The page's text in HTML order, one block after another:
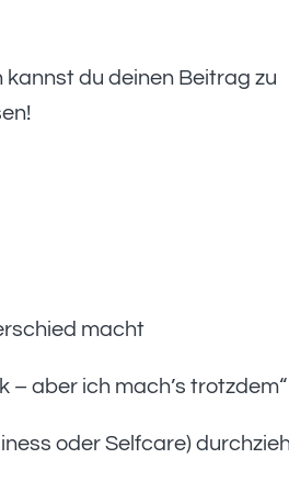
kannst du deinen Beitrag zu
macht
– aber ich mach’s trotzdem“
oder Selfcare)